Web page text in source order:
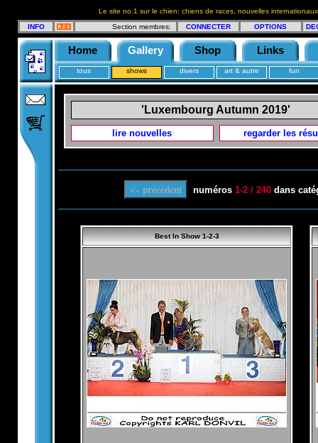
Le site no.1 sur le chien: chiens de races, nouvelles
INFO
Section membres: CONNECTER OPTIONS
Home Gallery Shop Links
tous shows divers art & autre fun
'Luxembourg Autumn 2019'
lire nouvelles regarder les
numéros 1-2 / 240 dans
Best In Show 1-2-3